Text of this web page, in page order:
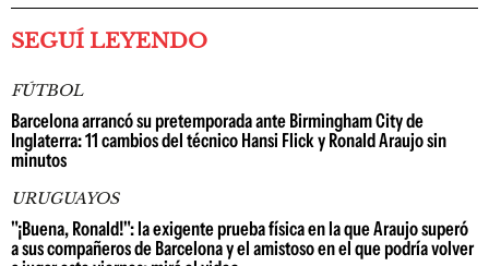
SEGUÍ LEYENDO
FÚTBOL
Barcelona arrancó su pretemporada ante Birmingham City de
Inglaterra: 11 cambios del técnico Hansi Flick y Ronald Araujo sin
minutos
URUGUAYOS
"¡Buena, Ronald!": la exigente prueba física en la que Araujo superó
a sus compañeros de Barcelona y el amistoso en el que podría volver